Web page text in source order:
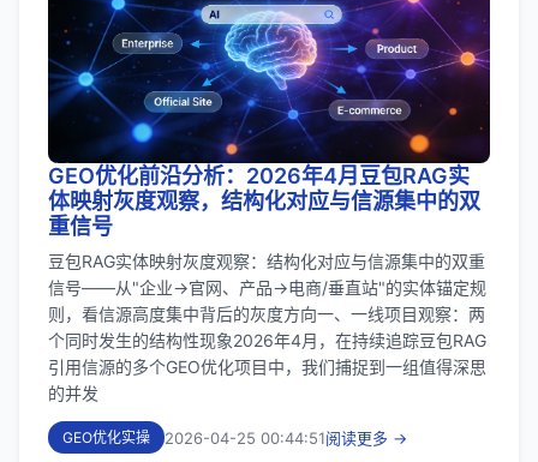
GEO优化前沿分析：2026年4月豆包RAG实
体映射灰度观察，结构化对应与信源集中的双
重信号
豆包RAG实体映射灰度观察：结构化对应与信源集中的双重
信号——从"企业→官网、产品→电商/垂直站"的实体锚定规
则，看信源高度集中背后的灰度方向一、一线项目观察：两
个同时发生的结构性现象2026年4月，在持续追踪豆包RAG
引用信源的多个GEO优化项目中，我们捕捉到一组值得深思
的并发
GEO优化实操 2026-04-25 00:44:51阅读更多 →